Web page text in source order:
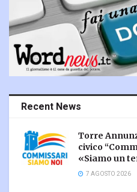
Recent News
Torre
civico
«Siamo un
7 AGOSTO 2026